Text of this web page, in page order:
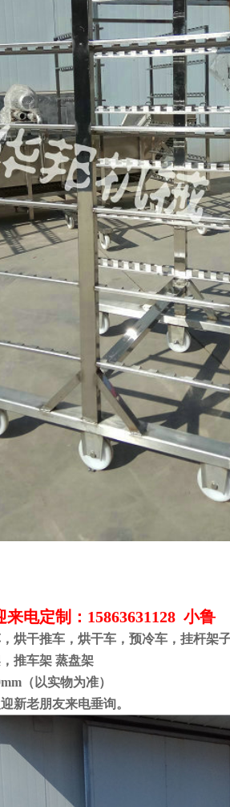
电定制：15863631128 小鲁
烘干推车，烘干车，预冷车，挂杆架
推车架 蒸盘架
（以实物为准）
新老朋友来电垂询。